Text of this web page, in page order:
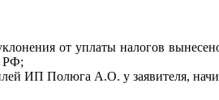
от уплаты налогов вынесено
РФ;
ИП Полюга А.О. у заявителя,